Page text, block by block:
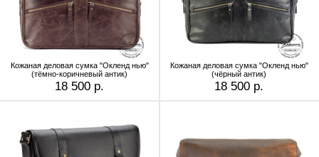
Кожаная деловая сумка "Окленд нью"
(тёмно-коричневый антик)
18 500 р.
Кожаная деловая сумка "Окленд нью"
(чёрный антик)
18 500 р.